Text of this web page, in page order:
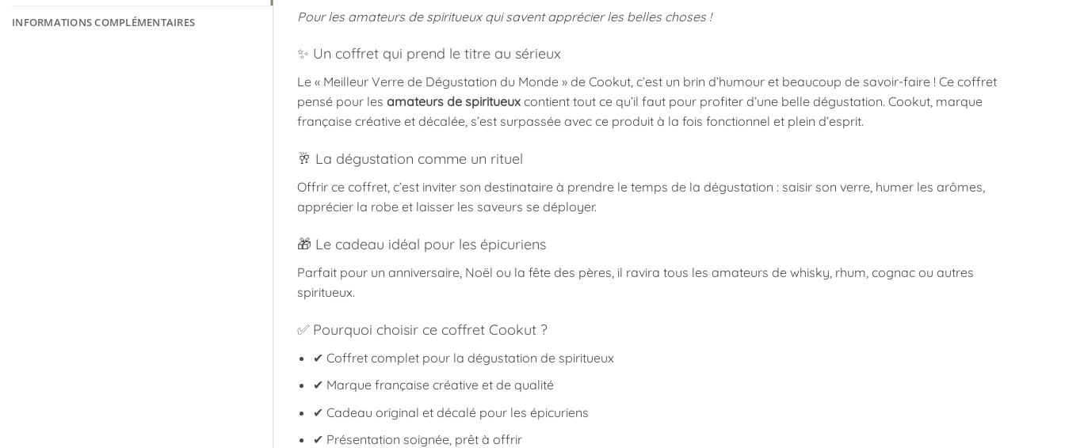
INFORMATIONS COMPLÉMENTAIRES Pour les amateurs de spiritueux qui savent apprécier les belles choses !
✨ Un coffret qui prend le titre au sérieux
Le « Meilleur Verre de Dégustation du Monde » de Cookut, c’est un brin d’humour et beaucoup de savoir-faire ! Ce coffret
pensé pour les amateurs de spiritueuxcontient tout ce qu’il faut pour profiter d’une belle dégustation. Cookut, marque
française créative et décalée, s’est surpassée avec ce produit à la fois fonctionnel et plein d’esprit.
🥂 La dégustation comme un rituel
Offrir ce coffret, c’est inviter son destinataire à prendre le temps de la dégustation : saisir son verre, humer les arômes,
apprécier la robe et laisser les saveurs se déployer.
🎁 Le cadeau idéal pour les épicuriens
Parfait pour un anniversaire, Noël ou la fête des pères, il ravira tous les amateurs de whisky, rhum, cognac ou autres
spiritueux.
✅ Pourquoi choisir ce coffret Cookut ?
✔ Coffret complet pour la dégustation de spiritueux
✔ Marque française créative et de qualité
✔ Cadeau original et décalé pour les épicuriens
✔ Présentation soignée, prêt à offrir